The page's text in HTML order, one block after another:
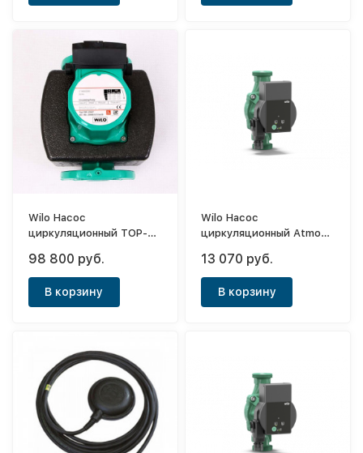
Wilo Насос
циркуляционный TOP-S
98 800 руб.
В корзину
Wilo Насос
циркуляционный Atmos
13 070 руб.
В корзину